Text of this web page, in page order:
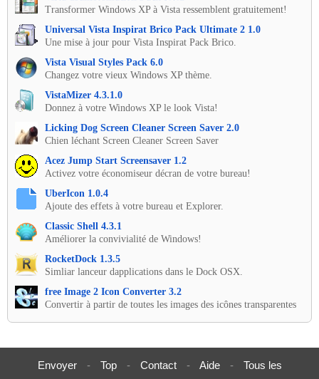
Transformer Windows XP à Vista ressemblent gratuitement!
Universal Vista Inspirat Brico Pack Ultimate 2 1.0
Une mise à jour pour Vista Inspirat Pack Brico.
Vista Visual Styles Pack 6.0
Changez votre vieux Windows XP thème.
VistaMizer 4.3.1.0
Donnez à votre Windows XP le look Vista!
Licking Dog Screen Cleaner Screen Saver 2.0
Chien léchant Screen Cleaner Screen Saver
Acez Jump Start Screensaver 1.2
Activez votre économiseur décran de votre bureau!
UberIcon 1.0.4
Ajoute des effets à votre bureau et Explorer.
Classic Shell 4.3.1
Améliorer la convivialité de Windows!
RocketDock 1.3.5
Simliar lanceur dapplications dans le Dock OSX.
free Image 2 Icon Converter 3.2
Convertir à partir de toutes les images des icônes transparentes
Envoyer - Top - Contact - Aide - Tous les